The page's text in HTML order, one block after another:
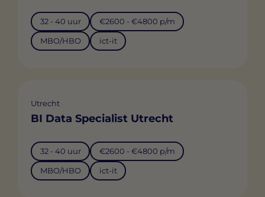
32 - 40 uur €2600 - €4800 p/m
MBO/HBO ict-it
Utrecht
BI Data Specialist Utrecht
32 - 40 uur €2600 - €4800 p/m
MBO/HBO ict-it